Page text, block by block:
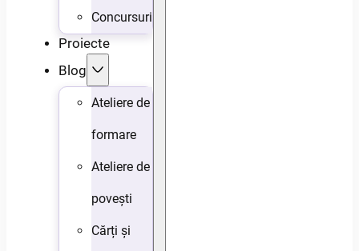
Concursuri
Proiecte
Blog
Ateliere de
formare
Ateliere de
povești
Cărți și